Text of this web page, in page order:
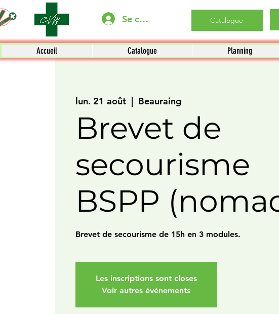
Se connecter Catalogue
Accueil Catalogue Planning
lun. 21 août
  |
Beauraing
Brevet de
secourisme
BSPP
Les inscriptions sont closes
Voir autres événements